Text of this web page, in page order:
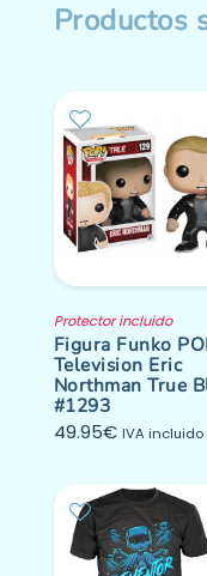
Productos
Protector incluido
Figura Funko
Television Eric
Northman True
#1293
49.95€ IVA incluido